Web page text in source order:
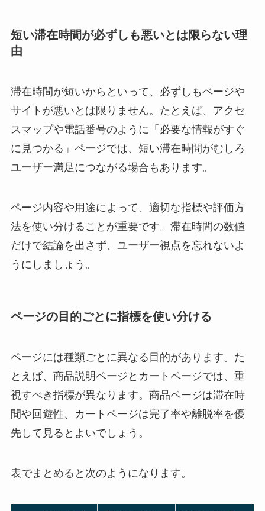
短い滞在時間が必ずしも悪いとは限らない理
由
滞在時間が短いからといって、必ずしもページや
サイトが悪いとは限りません。たとえば、アクセ
スマップや電話番号のように「必要な情報がすぐ
に見つかる」ページでは、短い滞在時間がむしろ
ユーザー満足につながる場合もあります。
ページ内容や用途によって、適切な指標や評価方
法を使い分けることが重要です。滞在時間の数値
だけで結論を出さず、ユーザー視点を忘れないよ
うにしましょう。
ページの目的ごとに指標を使い分ける
ページには種類ごとに異なる目的があります。た
とえば、商品説明ページとカートページでは、重
視すべき指標が異なります。商品ページは滞在時
間や回遊性、カートページは完了率や離脱率を優
先して見るとよいでしょう。
表でまとめると次のようになります。